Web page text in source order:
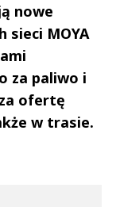
nowe
sieci MOYA
za paliwo i
ofertę
w trasie.